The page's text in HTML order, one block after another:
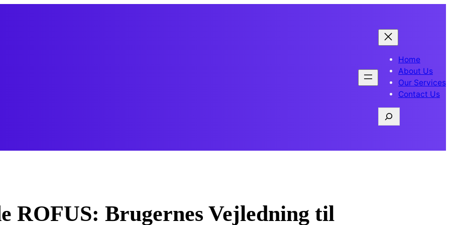
Home
About Us
Our Services
Contact Us
Search
ROFUS: Brugernes Vejledning til